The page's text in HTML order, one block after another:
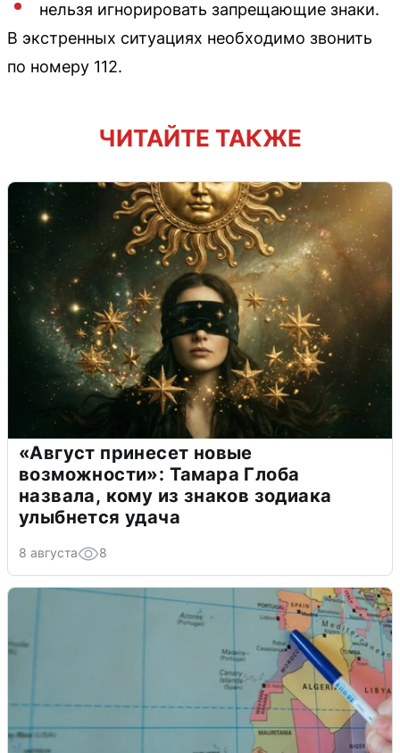
нельзя игнорировать запрещающие знаки.
В экстренных ситуациях необходимо звонить
по номеру 112.
ЧИТАЙТЕ ТАКЖЕ
«Август принесет новые
возможности»: Тамара Глоба
назвала, кому из знаков зодиака
улыбнется удача
8 августа 8